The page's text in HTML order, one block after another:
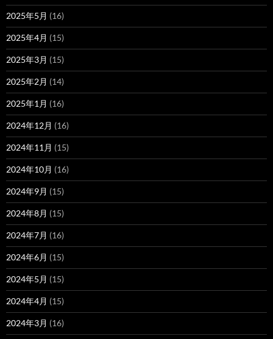
2025年5月 (16)
2025年4月 (15)
2025年3月 (15)
2025年2月 (14)
2025年1月 (16)
2024年12月 (16)
2024年11月 (15)
2024年10月 (16)
2024年9月 (15)
2024年8月 (15)
2024年7月 (16)
2024年6月 (15)
2024年5月 (15)
2024年4月 (15)
2024年3月 (16)